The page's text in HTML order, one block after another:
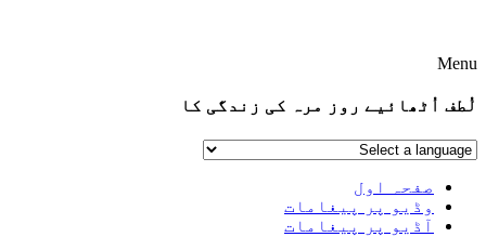
Menu
لُطف اُٹھائیے روز مرہ کی زندگی کا
صفحہ اول
وڈیو پر پیغامات
آڈیو پر پیغامات